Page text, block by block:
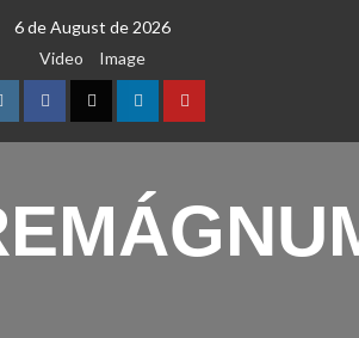
6 de August de 2026
Video
Image
FacebookTwitterLinkedinYoutube